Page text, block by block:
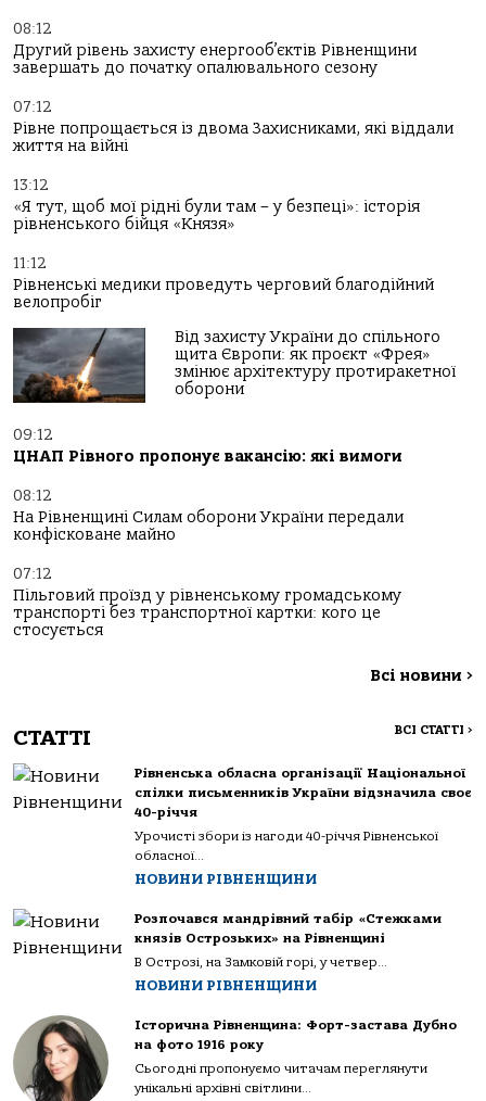
08:12
Другий рівень захисту енергооб’єктів Рівненщини
завершать до початку опалювального сезону
07:12
Рівне попрощається із двома Захисниками, які віддали
життя на війні
13:12
«Я тут, щоб мої рідні були там – у безпеці»: історія
рівненського бійця «Князя»
11:12
Рівненські медики проведуть черговий благодійний
велопробіг
Від захисту України до спільного
щита Європи: як проєкт «Фрея»
змінює архітектуру протиракетної
оборони
09:12
ЦНАП Рівного пропонує вакансію: які вимоги
08:12
На Рівненщині Силам оборони України передали
конфісковане майно
07:12
Пільговий проїзд у рівненському громадському
транспорті без транспортної картки: кого це
стосується
Всі новини >
СТАТТІ ВСІ СТАТТІ >
Рівненська обласна організації Національної
спілки письменників України відзначила своє
40-річчя
Урочисті збори із нагоди 40-річчя Рівненської
обласної...
НОВИНИ РІВНЕНЩИНИ
Розпочався мандрівний табір «Стежками
князів Острозьких» на Рівненщині
В Острозі, на Замковій горі, у четвер...
НОВИНИ РІВНЕНЩИНИ
Історична Рівненщина: Форт-застава Дубно
на фото 1916 року
Сьогодні пропонуємо читачам переглянути
унікальні архівні світлини...